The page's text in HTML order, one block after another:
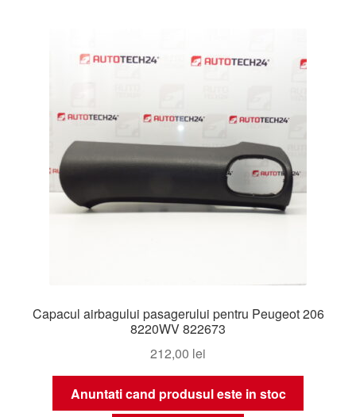
recente
Capacul airbagului pasagerului pentru Peugeot 206
8220WV 822673
212,00 lei
Anuntati cand produsul este in stoc